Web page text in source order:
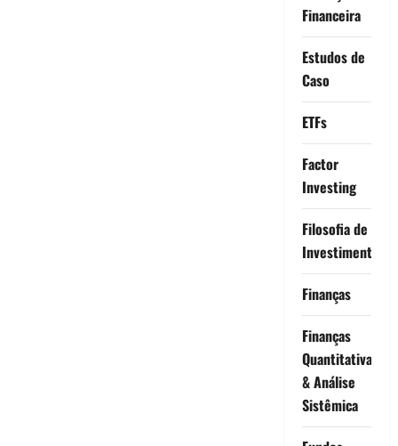
Financeira
Estudos de
Caso
ETFs
Factor
Investing
Filosofia de
Investimento
Finanças
Finanças
Quantitativas
& Análise
Sistêmica